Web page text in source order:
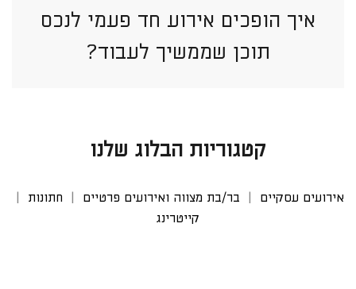
איך הופכים אירוע חד פעמי לנכס
תוכן שממשיך לעבוד?
קטגוריות הבלוג שלנו
אירועים עסקיים בר/בת מצווה ואירועים פרטיים
חתונות
קייטרינג